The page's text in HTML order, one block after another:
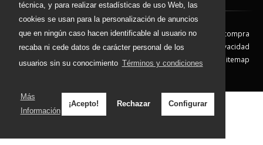
técnica, y para realizar estadísticas de uso Web, las
cookies se usan para la personalización de anuncios
que en ningún caso hacen identificable al usuario no
recaba ni cede datos de carácter personal de los
usuarios sin su conocimiento Términos y condiciones
Más
Información
¡Acepto! Rechazar Configurar
Contacto Aviso Legal
Condiciones de compra
Política de envíos
Política de devolución
Política de Privacidad
Política de Cookies
Sitemap